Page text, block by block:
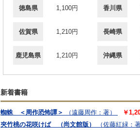
徳島県 1,100円 香川県
佐賀県 1,210円 長崎県
鹿児島県 1,210円 沖縄県
新着書籍
蜘蛛 ＜周作恐怖譚＞ （遠藤周作：著）
￥
夾竹桃の花咲けば （尚文館版）
（佐藤紅緑：著